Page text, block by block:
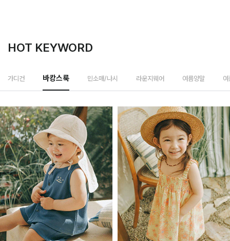
HOT KEYWORD
가디건 바캉스룩 민소매/나시 라운지웨어 여름양말